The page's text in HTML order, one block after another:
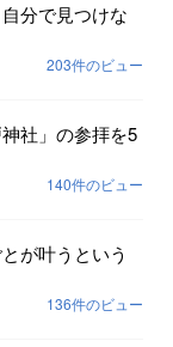
分で見つけな
203件のビュー
社」の参拝を5
140件のビュー
が叶うという
136件のビュー